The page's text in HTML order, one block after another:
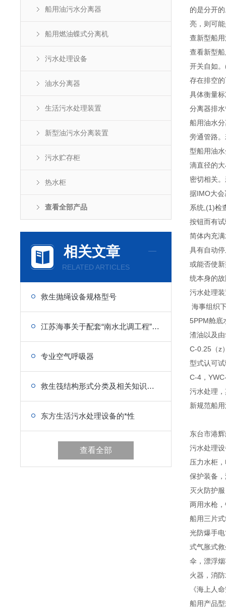
船用油污水分离器
船用燃油蝶式分离机
污水处理设备
油水分离器
生活污水处理装置
新型油污水分离装置
污水贮存柜
热水柜
查看全部产品
相关文章
RELATED ARTICLES
救生抛绳设备规格型号
江苏海事关于配套“南水北调工程”船用设备的政策
专业空气呼吸器
救生筏结构形式分类及相关知识介绍
东方生活污水处理设备的*性
查看全部
的是分开
亮，则可
查新型船
查看新型
开关自如
存在排空
具体衡量
分离器排
船用油水
旁通管路
型船用油
滴直径的
密切相关
据IMO大
系统,(1)检
按钮而有
简体内充
具有自动
或能否使
统本身的
污水处理
海事组织
5PPM舱底
渣油以及
C-0.25（z
型式认可
C-4，
污水处理
新规范船
东台市港
污水处理
压力水柜
保护装备
灭火防护
两用水枪
船用三片
光防爆手
式气胀式
伞，漂浮
火器，消
《海上人
船用产品